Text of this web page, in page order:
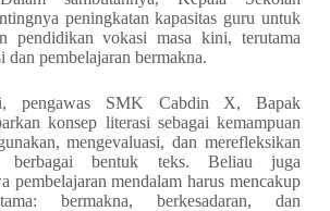
peningkatan kapasitas guru untuk
pendidikan vokasi masa kini, terutama
dan pembelajaran bermakna.
pengawas SMK Cabdin X, Bapak
konsep literasi sebagai kemampuan
mengevaluasi, dan merefleksikan
berbagai bentuk teks. Beliau juga
pembelajaran mendalam harus mencakup
bermakna, berkesadaran, dan